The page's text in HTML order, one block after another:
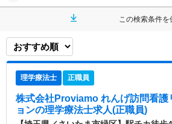
この検索条件を
理学療法士 正職員
株式会社Proviamo れんげ訪問看護
ョンの理学療法士求人(正職員)